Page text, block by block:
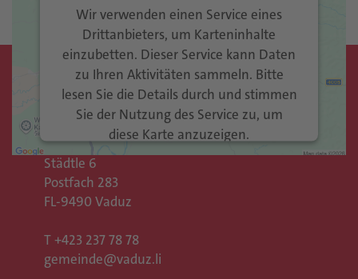
Management Platform &eRecht24
Wir verwenden einen Service eines
Drittanbieters, um Karteninhalte
einzubetten. Dieser Service kann Daten
zu Ihren Aktivitäten sammeln. Bitte
lesen Sie die Details durch und stimmen
Sie der Nutzung des Service zu, um
diese Karte anzuzeigen.
powered by
Management Platform
Kontakt
Gemeinde Vaduz
Rathaus
Städtle 6
Postfach 283
FL-9490 Vaduz
T +423 237 78 78
gemeinde@vaduz.li